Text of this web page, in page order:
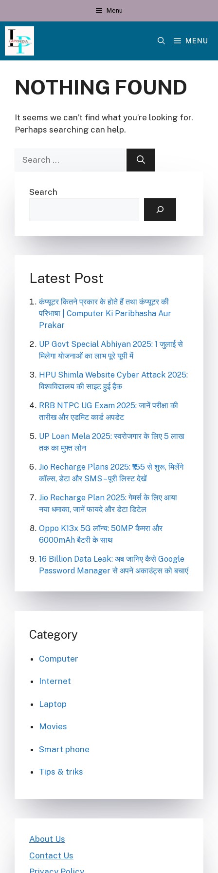
content
Menu
MENU
NOTHING FOUND
It seems we can’t find what you’re looking for.
Perhaps searching can help.
for:
Search
Latest Post
कंप्यूटर कितने प्रकार के होते हैं तथा कंप्यूटर की
परिभाषा | Computer Ki Paribhasha Aur
Prakar
UP Govt Special Abhiyan 2025: 1 जुलाई से
मिलेगा योजनाओं का लाभ पूरे यूपी में
HPU Shimla Website Cyber Attack 2025:
विश्वविद्यालय की साइट हुई हैक
RRB NTPC UG Exam 2025: जानें परीक्षा की
तारीख और एडमिट कार्ड अपडेट
UP Loan Mela 2025: स्वरोजगार के लिए 5 लाख
तक का मुफ्त लोन
Jio Recharge Plans 2025: ₹155 से शुरू, मिलेंगे
कॉल्स, डेटा और SMS – पूरी लिस्ट देखें
Jio Recharge Plan 2025: गेमर्स के लिए आया
नया धमाका, जानें फायदे और डेटा डिटेल
Oppo K13x 5G लॉन्च: 50MP कैमरा और
6000mAh बैटरी के साथ
16 Billion Data Leak: अब जानिए कैसे Google
Password Manager से अपने अकाउंट्स को बचाएं
Category
Computer
Internet
Laptop
Movies
Smart phone
Tips & triks
About Us
Contact Us